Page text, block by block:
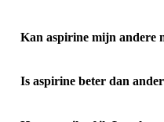
Kan aspirine mijn andere
Is aspirine beter dan